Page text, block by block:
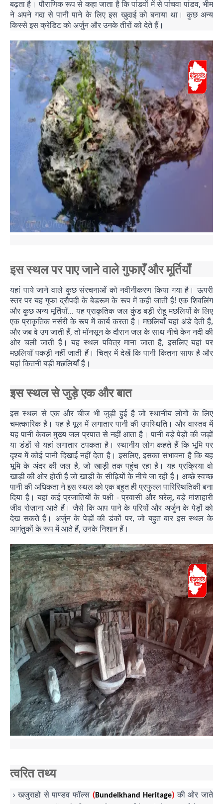
बढ़ता है। पौराणिक रूप से कहा जाता है कि पांडवों में से पांचवा पांडव, भीम
ने अपने गदा से पानी पाने के लिए इस खुदाई को बनाया था। कुछ अन्य
किस्से इस क्रेडिट को अर्जुन और उनके तीरों को देते हैं।
इस स्थल पर पाए जाने वाले गुफाएँ और मूर्तियाँ
यहां पाये जाने वाले कुछ संरचनाओं को नवीनीकरण किया गया है। ऊपरी
स्तर पर यह गुफा द्रौपदी के बेडरूम के रूप में कही जाती है! एक शिवलिंग
और कुछ अन्य मूर्तियाँ... यह प्राकृतिक जल कुंड बड़ी रोहू मछलियों के लिए
एक प्राकृतिक नर्सरी के रूप में कार्य करता है। मछलियाँ यहां अंडे देती हैं,
और जब वे उग जाती हैं, तो मॉनसून के दौरान जल के साथ नीचे केन नदी की
ओर चली जाती हैं। यह स्थल पवित्र माना जाता है, इसलिए यहां पर
मछलियाँ पकड़ी नहीं जाती हैं। चित्र में देखें कि पानी कितना साफ है और
यहां कितनी बड़ी मछलियाँ हैं।
इस स्थल से जुड़े एक और बात
इस स्थल से एक और चीज भी जुड़ी हुई है जो स्थानीय लोगों के लिए
चमत्कारिक है। यह है पूल में लगातार पानी की उपस्थिति। और वास्तव में
यह पानी केवल मुख्य जल प्रपात से नहीं आता है। पानी बड़े पेड़ों की जड़ों
या डंडों से यहां लगातार टपकता है। स्थानीय लोग कहते हैं कि भूमि पर
दृश्य में कोई पानी दिखाई नहीं देता है। इसलिए, इसका संभावना है कि यह
भूमि के अंदर की जल है, जो खाड़ी तक पहुंच रहा है। यह प्रक्रिया वो
खाड़ी की ओर होती है जो खाड़ी के सीढ़ियों के नीचे जा रही है। अच्छे स्वच्छ
पानी की अधिकता ने इस स्थल को एक बहुत ही प्रफुल्ल पारिस्थितिकी बना
दिया है। यहां कई प्रजातियों के पक्षी - प्रवासी और घरेलू, बड़े मांशाहारी
जीव रोज़ाना आते हैं। जैसे कि आप पाने के परियों और अर्जुन के पेड़ों को
देख सकते हैं। अर्जुन के पेड़ों की डंकों पर, जो बहुत बार इस स्थल के
आगंतुकों के रूप में आते हैं, उनके निशान हैं।
त्वरित तथ्य
खजुराहो से पाण्डव फॉल्स ( Bundelkhand Heritage) की ओर जाते